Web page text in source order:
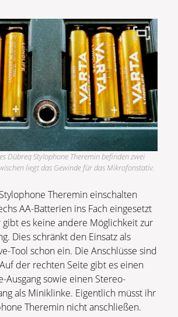
Dübreq Stylophone Theremin befinden zwei
liegt das Gewinde für das Mikrofonstativ.
Theremin einschalten
AA-Batterien ins Fach eingesetzt
es keine andere Möglichkeit zur
Dies schränkt den Einsatz als
Tool schon ein. Die Anschlüsse sind
der rechten Seite gibt es einen
Ausgang sowie einen Stereo-
als Miniklinke. Eigentlich müsst ihr
Theremin nicht anschließen.